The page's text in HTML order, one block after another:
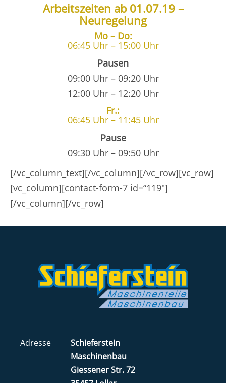
Arbeitszeiten ab 01.07.19 –
Neuregelung
Mo – Do:
06:45 Uhr – 15:00 Uhr
Pausen
09:00 Uhr – 09:20 Uhr
12:00 Uhr – 12:20 Uhr
Fr.:
06:45 Uhr – 11:45 Uhr
Pause
09:30 Uhr – 09:50 Uhr
[/vc_column_text][/vc_column][/vc_row][vc_row]
[vc_column][contact-form-7 id=“119″]
[/vc_column][/vc_row]
Adresse
Schieferstein
Maschinenbau
Giessener Str. 72